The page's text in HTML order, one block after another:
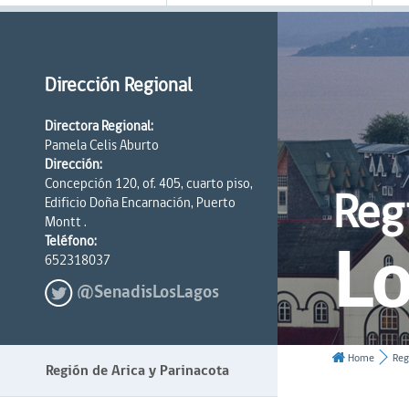
Dirección Regional
Directora Regional:
Pamela Celis Aburto
Dirección:
Concepción 120, of. 405, cuarto piso,
Edificio Doña Encarnación, Puerto
Montt .
Teléfono:
652318037
@SenadisLosLagos
Región de Arica y Parinacota
Home